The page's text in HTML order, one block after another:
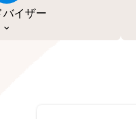
バイザー